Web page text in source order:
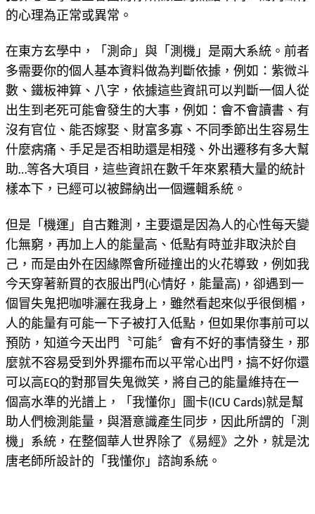
的心理為正常或異常。
在東方玄學中，「測命」與「測機」是兩大系統。前者
多需要你的個人基本資料做為判斷依據，例如：紫微斗
數、鐵板神算、八字，依據這些資訊可以判斷一個人從
出生到老死可能會發生的大事，例如：會不會讀書、有
沒有官位、能否嫁娶、財富多寡、不同季節出生容易生
什麼病痛、手足是否相助還是相殘、外出遷移有多大幫
助…等各大項目，這些資訊在數千年來累積大量的統計
樣本下，已經可以被歸納出一個邏輯系統。
但是「機運」自古難測，主要還是因為人的心性每天變
化無窮，再加上人的能量高、低點有時並非取決於自
己，而是由外在因緣際會所碰撞出的火花導致，例如我
今天穿著新買的衣服出門(心情好，能量高)，卻遇到一
個冒失鬼把咖啡灑在我身上，雖然看起來似乎很倒楣，
人的能量有可能一下子被打入低點，但如果你事前可以
預防，知道今天出門〝可能〞會有不好的事情發生，那
麼就不容易受到外界擺布而以平常心出門，搞不好你還
可以高EQ的對那冒失鬼微笑，將自己的能量維持在一
個高水準的光譜上，「我懂你」圖卡(ICU Cards)就是幫
助人們檢測能量，與潛意識產生同步，因此所謂的「測
機」系統，在整個華人世界除了《易經》之外，就是沈
唐老師所設計的「我懂你」諮詢系統。